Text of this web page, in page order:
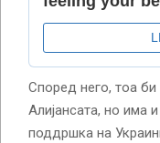
Според него, тоа
Алијансата, но има
поддршка на